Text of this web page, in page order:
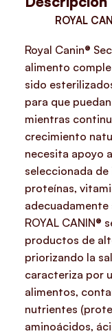
ROYAL
Royal Canin®
alimento
sido
para que
mientras
crecimiento
necesita apoyo
seleccionada
proteínas,
ROYAL CANIN®
productos de
priorizando la
caracteriza por
alimentos,
nutrientes
aminoácidos,